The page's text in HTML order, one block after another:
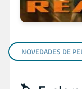
NOVEDADES DE